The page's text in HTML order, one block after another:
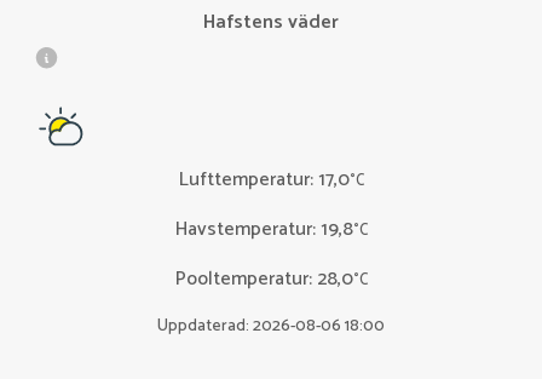
Hafstens väder
Lufttemperatur:17,0°C
Havstemperatur:19,8°C
Pooltemperatur:28,0°C
Uppdaterad: 2026-08-06 18:00